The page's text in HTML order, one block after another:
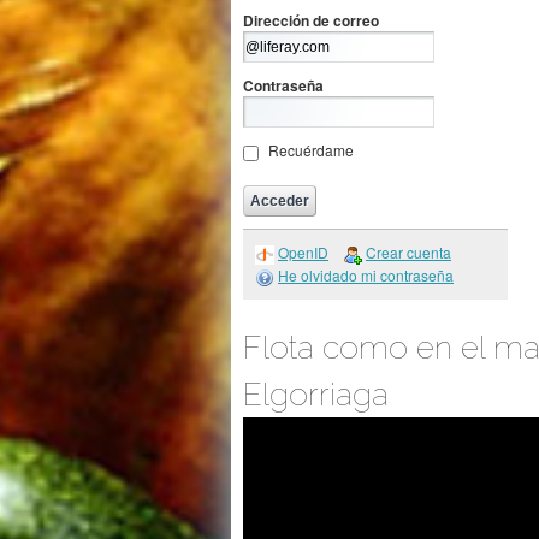
Dirección de correo
Contraseña
Recuérdame
OpenID
Crear cuenta
He olvidado mi contraseña
Flota como en el
Elgorriaga